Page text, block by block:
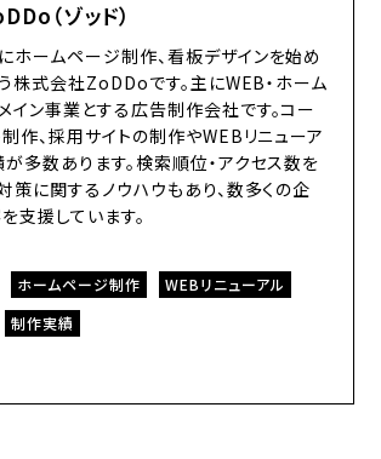
（ゾッド）
ホームページ制作、看板デザインを始め
株式会社ZoDDoです。主にWEB・ホーム
イン事業とする広告制作会社です。コー
作、採用サイトの制作やWEBリニューア
多数あります。検索順位・アクセス数を
策に関するノウハウもあり、数多くの企
支援しています。
ホームページ制作
WEBリニューアル
制作実績